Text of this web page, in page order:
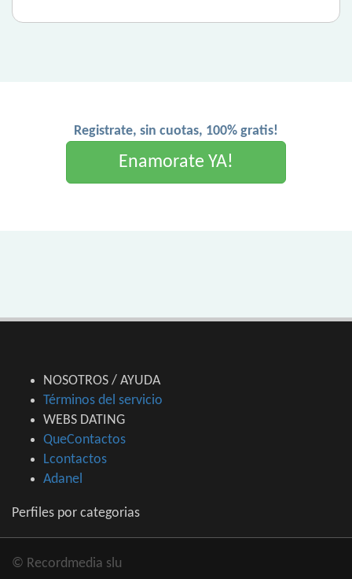
Registrate, sin cuotas, 100% gratis!
Enamorate YA!
NOSOTROS / AYUDA
Términos del servicio
WEBS DATING
QueContactos
Lcontactos
Adanel
Perfiles por categorias
© Recordmedia slu